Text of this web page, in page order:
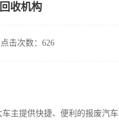
收机构
点击次数：626
主提供快捷、便利的报废汽